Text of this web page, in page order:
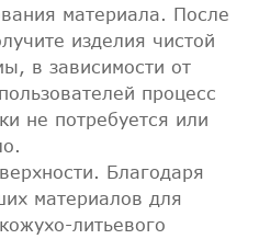
материала. После
изделия чистой
в зависимости от
процесс
не потребуется или
Благодаря
материалов для
литьевого